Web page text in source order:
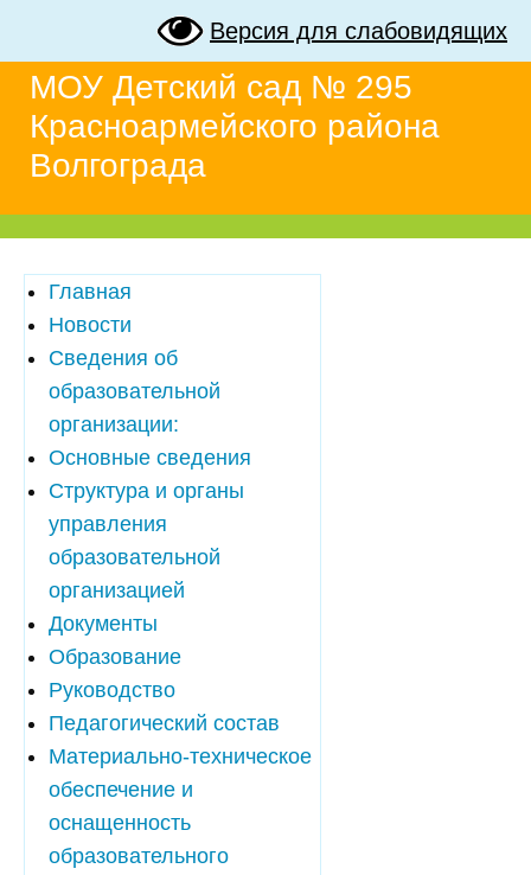
Версия для слабовидящих
МОУ Детский сад № 295
Красноармейского района
Волгограда
Главная
Новости
Сведения об
образовательной
организации:
Основные сведения
Структура и органы
управления
образовательной
организацией
Документы
Образование
Руководство
Педагогический состав
Материально-техническое
обеспечение и
оснащенность
образовательного